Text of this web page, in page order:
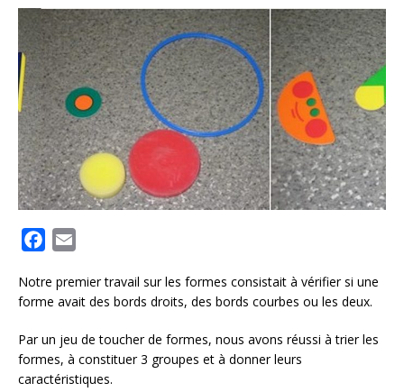
c
e
b
o
o
a
i
l
Notre premier travail sur les formes consistait à vérifier si une
forme avait des bords droits, des bords courbes ou les deux.
Par un jeu de toucher de formes, nous avons réussi à trier les
formes, à constituer 3 groupes et à donner leurs
caractéristiques.